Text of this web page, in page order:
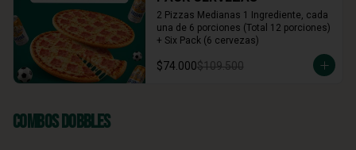
2 Pizzas Medianas 1 Ingrediente, cada
una de 6 porciones (Total 12 porciones)
+ Six Pack (6 cervezas)
$74.000$109.500
Combos Dobbles